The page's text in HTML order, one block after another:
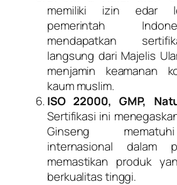
memiliki izin edar
pemerintah
mendapatkan
langsung dari Majelis
menjamin keamanan
kaum muslim.
ISO 22000, GMP,
Sertifikasi ini
Ginseng
internasional dalam
memastikan produk
berkualitas tinggi.